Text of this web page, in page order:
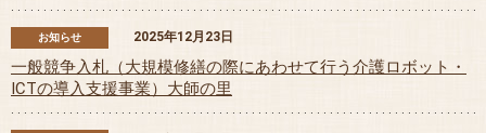
お知らせ 2025年12月23日
一般競争入札（大規模修繕の際にあわせて行う介護ロボット・
ICTの導入支援事業）大師の里